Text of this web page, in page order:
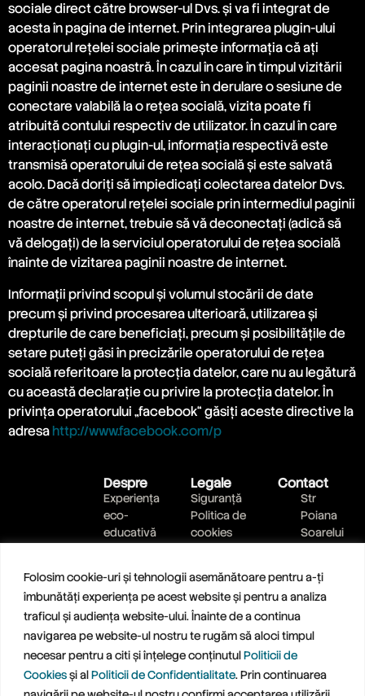
Folosim cookie-uri și tehnologii asemănătoare pentru a-ți
îmbunătăți experiența pe acest website și pentru a analiza
traficul și audiența website-ului. Înainte de a continua
navigarea pe website-ul nostru te rugăm să aloci timpul
necesar pentru a citi și înțelege conținutulPoliticii de
Cookiesși alPoliticii de Confidentialitate. Prin continuarea
sociale direct către browser-ul Dvs. şi va fi integrat de
acesta în pagina de internet. Prin integrarea plugin-ului
operatorul reţelei sociale primeşte informaţia că aţi
accesat pagina noastră. În cazul în care în timpul vizitării
paginii noastre de internet este în derulare o sesiune de
conectare valabilă la o reţea socială, vizita poate fi
atribuită contului respectiv de utilizator. În cazul în care
interacţionaţi cu plugin-ul, informaţia respectivă este
transmisă operatorului de reţea socială şi este salvată
acolo. Dacă doriţi să împiedicaţi colectarea datelor Dvs.
de către operatorul reţelei sociale prin intermediul paginii
noastre de internet, trebuie să vă deconectaţi (adică să
vă delogaţi) de la serviciul operatorului de reţea socială
înainte de vizitarea paginii noastre de internet.
Informaţii privind scopul şi volumul stocării de date
precum şi privind procesarea ulterioară, utilizarea şi
drepturile de care beneficiaţi, precum şi posibilităţile de
setare puteţi găsi în precizările operatorului de reţea
socială referitoare la protecţia datelor, care nu au legătură
cu această declaraţie cu privire la protecţia datelor. În
privinţa operatorului „facebook“ găsiţi aceste directive la
adresahttp://www.facebook.com/p
Despre
Experiența
eco-
educativă
vizita
Ateliere
Legale
Siguranță
Politica de
cookies
Contact
Str
Poiana
Soarelui
Brasov,
jud
Brasov
0799
Scrie-ne
un mesaj